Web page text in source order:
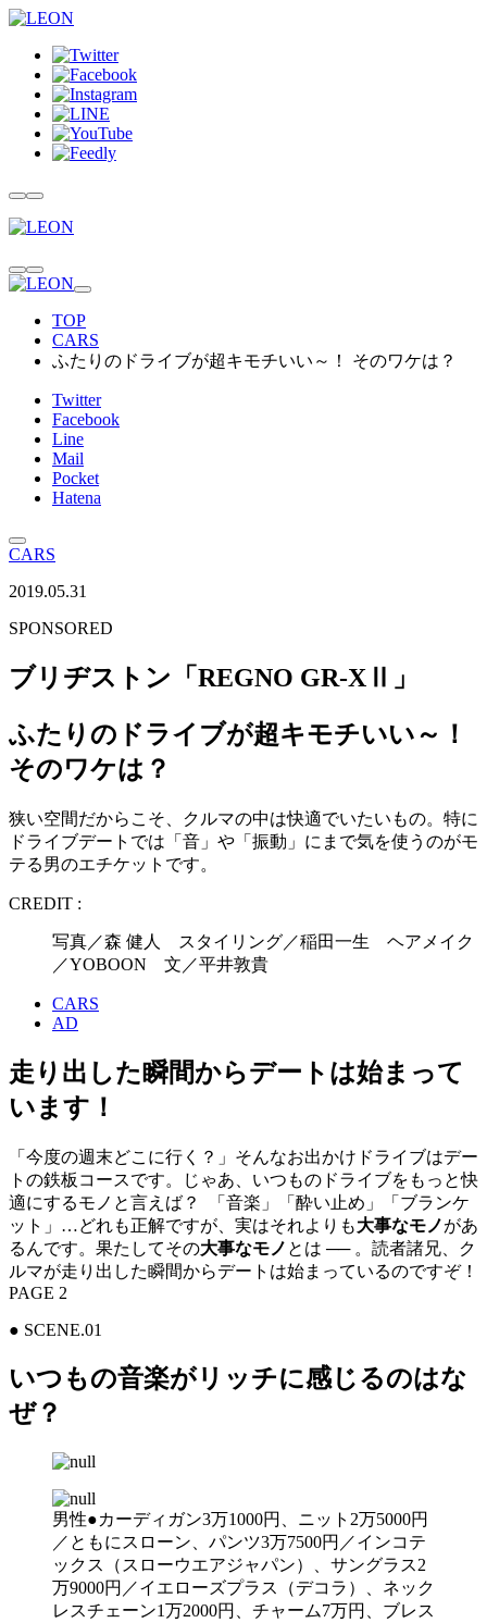
TOP
CARS
ふたりのドライブが超キモチいい～！ そのワケは？
Twitter
Facebook
Line
Mail
Pocket
Hatena
CARS
2019.05.31
SPONSORED
ブリヂストン「REGNO GR-XⅡ」
ふたりのドライブが超キモチいい～！
そのワケは？
狭い空間だからこそ、クルマの中は快適でいたいもの。特に
ドライブデートでは「音」や「振動」にまで気を使うのがモ
テる男のエチケットです。
CREDIT :
写真／森 健人 スタイリング／稲田一生 ヘアメイク
／YOBOON 文／平井敦貴
CARS
AD
走り出した瞬間からデートは始まって
います！
「今度の週末どこに行く？」そんなお出かけドライブはデー
トの鉄板コースです。じゃあ、いつものドライブをもっと快
適にするモノと言えば？ 「音楽」「酔い止め」「ブランケ
ット」…どれも正解ですが、実はそれよりも大事なモノがあ
るんです。果たしてその大事なモノ とは ── 。読者諸兄、ク
ルマが走り出した瞬間からデートは始まっているのですぞ！
PAGE 2
● SCENE.01
いつもの音楽がリッチに感じるのはな
ぜ？
男性●カーディガン3万1000円、ニット2万5000円
／ともにスローン、パンツ3万7500円／インコテ
ックス（スローウエアジャパン）、サングラス2
万9000円／イエローズプラス（デコラ）、ネック
レスチェーン1万2000円、チャーム7万円、ブレス